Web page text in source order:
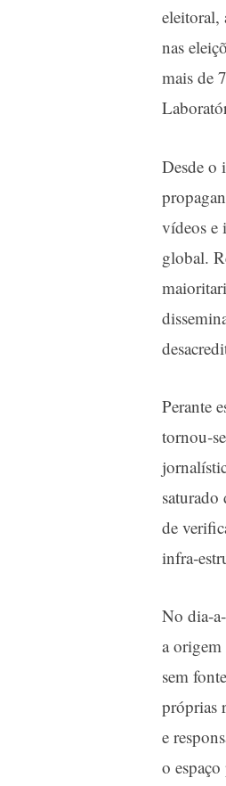
eleitoral,
nas
mais de
Desde o
vídeos e
global.
Perante
de
No
a origem
sem
próprias
e
o